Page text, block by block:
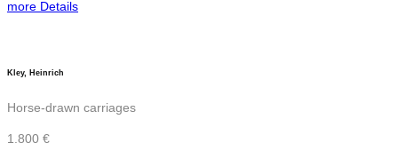
more Details
Kley, Heinrich
Horse-drawn carriages
1.800 €